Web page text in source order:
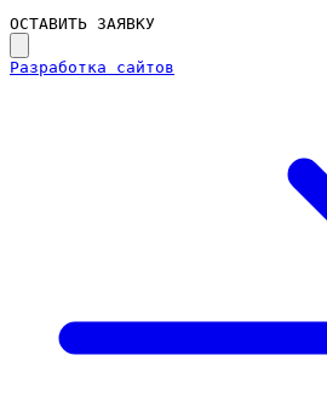
ОСТАВИТЬ ЗАЯВКУ
Разработка сайтов